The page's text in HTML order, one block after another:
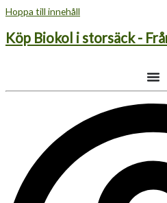
Hoppa till innehåll
Köp Biokol i storsäck -